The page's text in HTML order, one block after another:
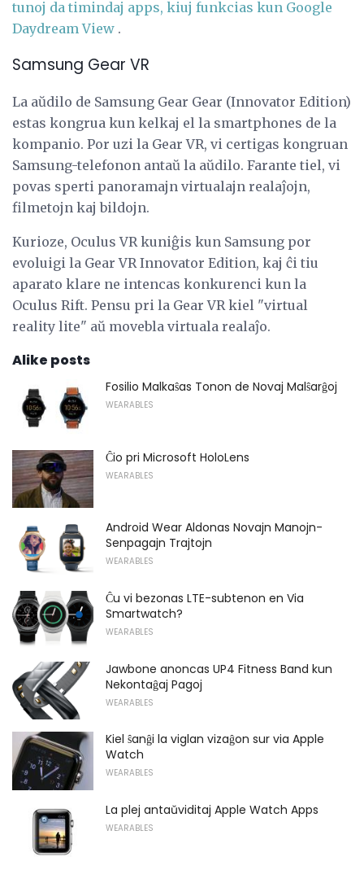
tunoj da timindaj apps, kiuj funkcias kun Google
Daydream View .
Samsung Gear VR
La aŭdilo de Samsung Gear Gear (Innovator Edition)
estas kongrua kun kelkaj el la smartphones de la
kompanio. Por uzi la Gear VR, vi certigas kongruan
Samsung-telefonon antaŭ la aŭdilo. Farante tiel, vi
povas sperti panoramajn virtualajn realaĵojn,
filmetojn kaj bildojn.
Kurioze, Oculus VR kuniĝis kun Samsung por
evoluigi la Gear VR Innovator Edition, kaj ĉi tiu
aparato klare ne intencas konkurenci kun la
Oculus Rift. Pensu pri la Gear VR kiel "virtual
reality lite" aŭ movebla virtuala realaĵo.
Alike posts
Fosilio Malkaŝas Tonon de Novaj Malŝarĝoj
WEARABLES
Ĉio pri Microsoft HoloLens
WEARABLES
Android Wear Aldonas Novajn Manojn-
Senpagajn Trajtojn
WEARABLES
Ĉu vi bezonas LTE-subtenon en Via
Smartwatch?
WEARABLES
Jawbone anoncas UP4 Fitness Band kun
Nekontaĝaj Pagoj
WEARABLES
Kiel ŝanĝi la viglan vizaĝon sur via Apple
Watch
WEARABLES
La plej antaŭviditaj Apple Watch Apps
WEARABLES